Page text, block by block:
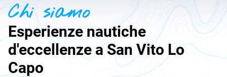
Chi siamo
Esperienze nautiche
d'eccellenze a San Vito Lo
Capo